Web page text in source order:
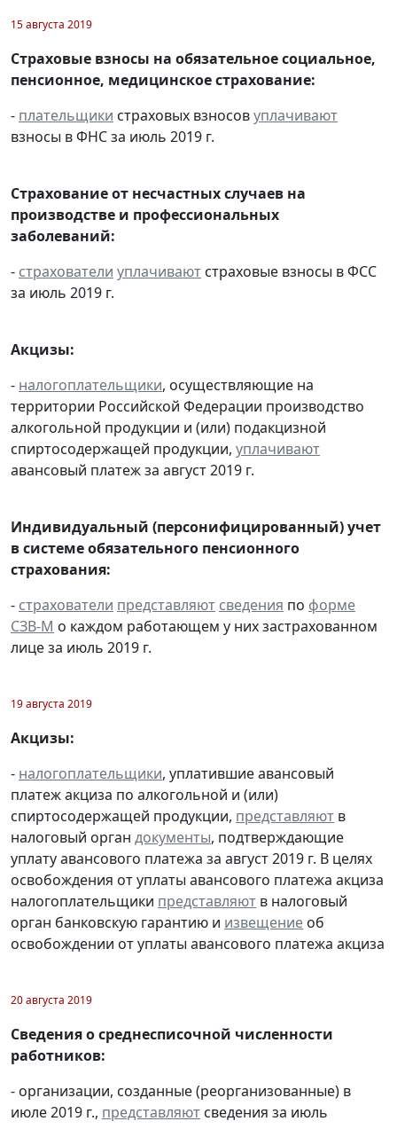
15 августа 2019
Страховые взносы на обязательное социальное,
пенсионное, медицинское страхование:
- плательщики страховых взносовуплачивают
взносы в ФНС за июль 2019 г.
Страхование от несчастных случаев на
производстве и профессиональных
заболеваний:
- страхователи уплачивают страховые взносы в ФСС
за июль 2019 г.
Акцизы:
- налогоплательщики, осуществляющие на
территории Российской Федерации производство
алкогольной продукции и (или) подакцизной
спиртосодержащей продукции, уплачивают
авансовый платеж за август 2019 г.
Индивидуальный (персонифицированный) учет
в системе обязательного пенсионного
страхования:
- страхователи представляют сведения по форме
СЗВ-М о каждом работающем у них застрахованном
лице за июль 2019 г.
19 августа 2019
Акцизы:
- налогоплательщики, уплатившие авансовый
платеж акциза по алкогольной и (или)
спиртосодержащей продукции, представляют в
налоговый орган документы, подтверждающие
уплату авансового платежа за август 2019 г. В целях
освобождения от уплаты авансового платежа акциза
налогоплательщики представляют в налоговый
орган банковскую гарантию и извещение об
освобождении от уплаты авансового платежа акциза
20 августа 2019
Сведения о среднесписочной численности
работников:
- организации, созданные (реорганизованные) в
июле 2019 г., представляют сведения за июль